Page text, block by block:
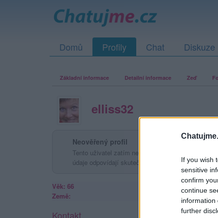
If you wish
sensitive
confirm
continue
information
further
Domů Profily Chat Diskuze
Základní informace Detailní informace Zeď
elliss32
Neověřený profil
Tento uživatel zatím neprokázal svou identitu
údaje odpovídají skutečné osobě.
Věk: 66
Země:
Kontakt